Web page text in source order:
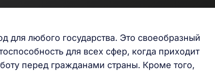
для любого государства. Это своеобразный
для всех сфер, когда приходит
перед гражданами страны. Кроме того,